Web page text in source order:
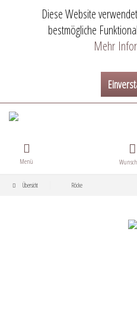
Diese Website
bestmögliche
Mehr
Menü
Übersicht Röcke